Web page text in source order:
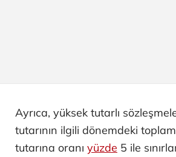
Ayrıca, yüksek tutarlı
tutarının ilgili dönemdeki
tutarına oranı yüzde 5 ile